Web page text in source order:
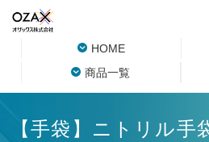
HOME
商品一覧
【手袋】ニトリル手